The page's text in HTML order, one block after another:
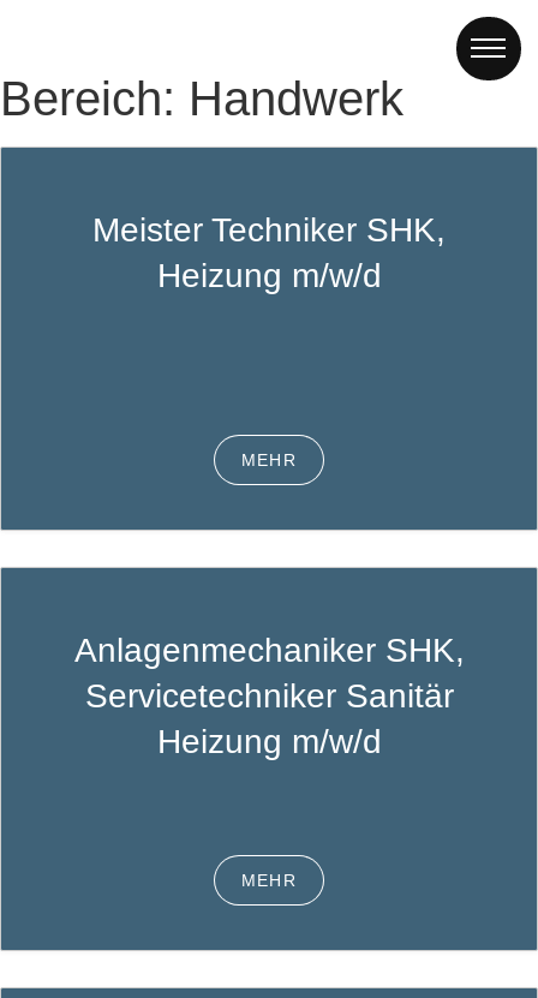
Bereich: Handwerk
Meister Techniker SHK,
Heizung m/w/d
MEHR
Anlagenmechaniker SHK,
Servicetechniker Sanitär
Heizung m/w/d
MEHR